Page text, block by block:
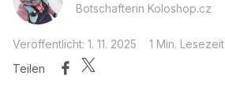
Botschafterin Koloshop.cz
Veröffentlicht: 1. 11. 2025
1 Min. Lesezeit
Teilen